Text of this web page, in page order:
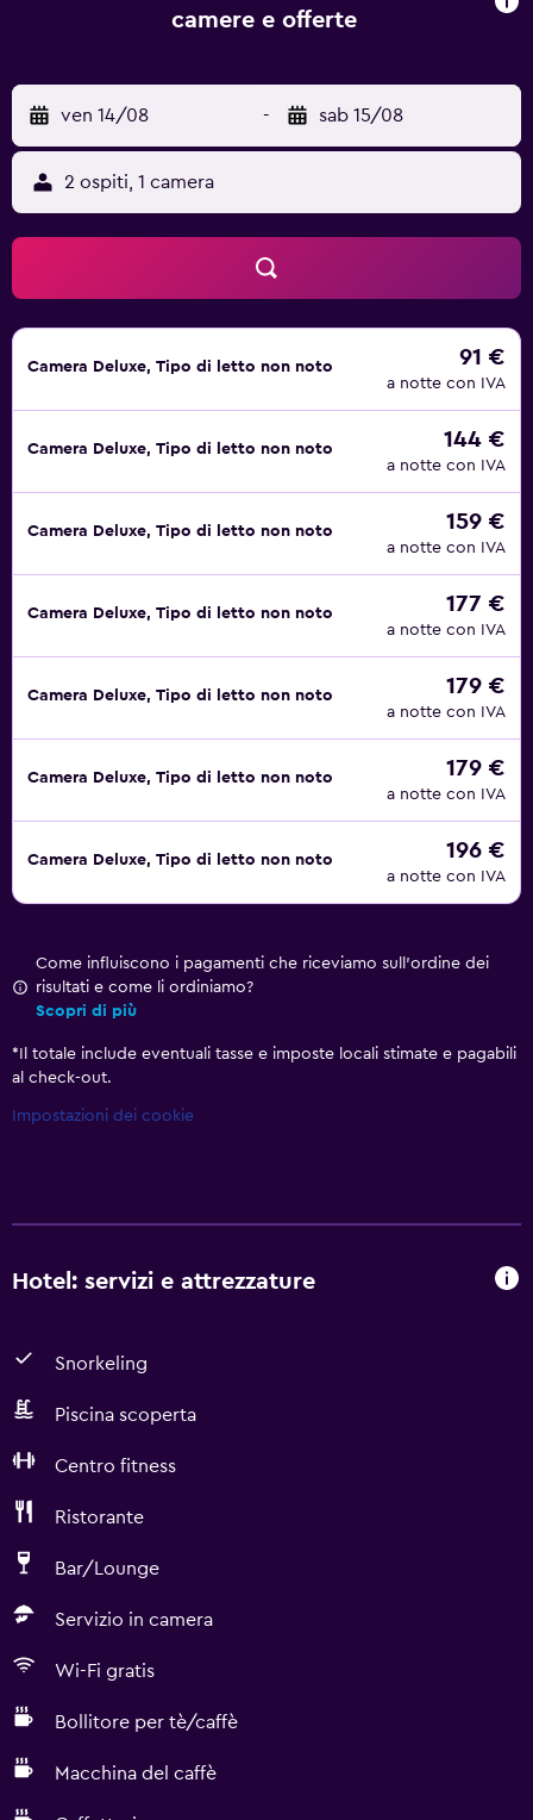
satellite. I bagni sono dotati di combinazione
wireless a Internet gratuito. Sono disponibili scrivania e
telefono. Le camere sono provviste di acqua minerale
gratuita e accessori per la preparazione di caffè/tè.
Couverture serale e pulizie tutti i giorni. Su richiesta è
disponibile inoltre: ferro/asse da stiro. Sono presenti una
piscina all'aperto e una piscina per bambini. I servizi
ricreativi comprendono anche una palestra. Le attività
ricreative elencate di seguito sono disponibili in loco o
nelle vicinanze. È possibile che siano a pagamento.
camere e offerte
ven 14/08 - sab 15/08
2 ospiti, 1 camera
Camera Deluxe, Tipo di letto non noto 91 €
a notte con IVA
Camera Deluxe, Tipo di letto non noto 144 €
a notte con IVA
Camera Deluxe, Tipo di letto non noto 159 €
a notte con IVA
Camera Deluxe, Tipo di letto non noto 177 €
a notte con IVA
Camera Deluxe, Tipo di letto non noto 179 €
a notte con IVA
Camera Deluxe, Tipo di letto non noto 179 €
a notte con IVA
Camera Deluxe, Tipo di letto non noto 196 €
a notte con IVA
Come influiscono i pagamenti che riceviamo sull'ordine dei
risultati e come li ordiniamo?
Scopri di più
* Il totale include eventuali tasse e imposte locali stimate e pagabili
al check-out.
Impostazioni dei cookie
Hotel: servizi e attrezzature
Snorkeling
Piscina scoperta
Centro fitness
Ristorante
Bar/Lounge
Servizio in camera
Wi-Fi gratis
Bollitore per tè/caffè
Macchina del caffè